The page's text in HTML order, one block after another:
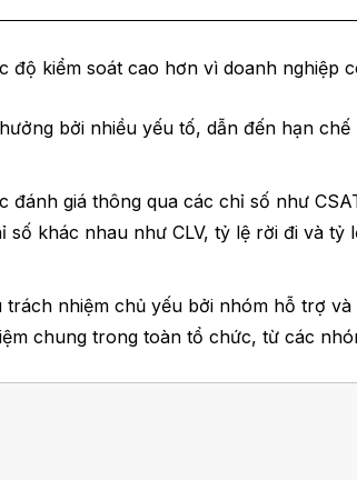
độ kiểm soát cao hơn vì doanh nghiệp
bởi nhiều yếu tố, dẫn đến hạn
đánh giá thông qua các chỉ số như
số khác nhau như CLV, tỷ lệ rời đi và tỷ
nhiệm chủ yếu bởi nhóm hỗ trợ
chung trong toàn tổ chức, từ các